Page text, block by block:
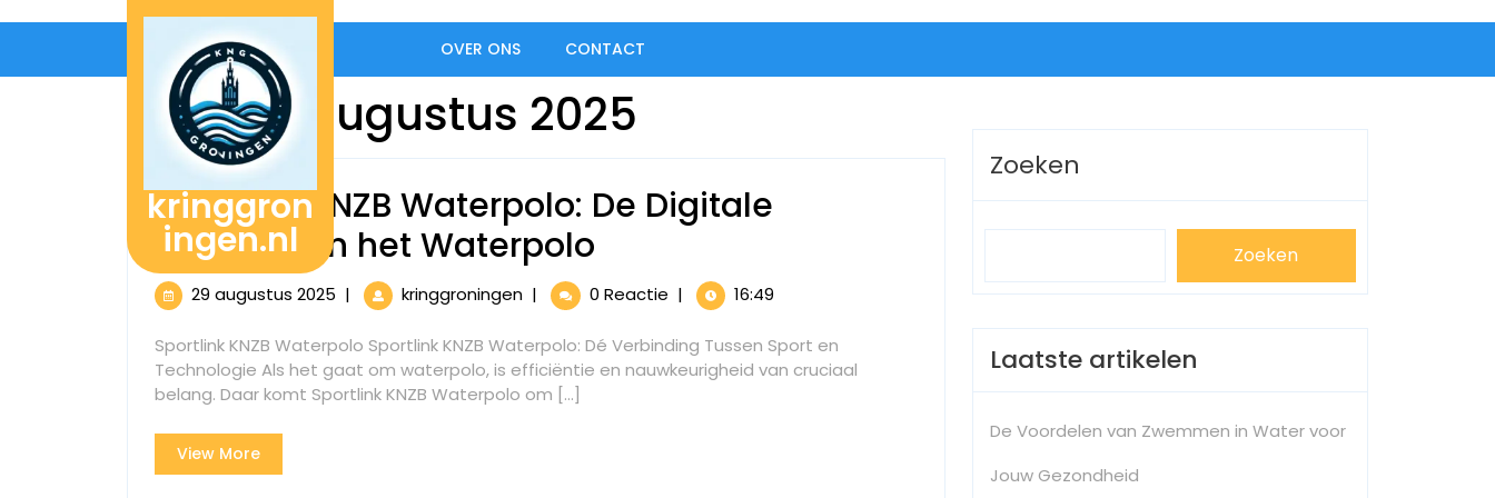
gaan
kringgron
ingen.nl
OVER ONS CONTACT
Dag:29 augustus 2025
Sportlink KNZB Waterpolo: De Digitale
Revolutie in het Waterpolo
KNZB
Waterpolo:
De
29 augustus 2025 29
augustus
2025
| kringgroningenSportlink
KNZB
Waterpolo:
De
Digitale
| 0 Reactie | 16:49
Sportlink KNZB Waterpolo Sportlink KNZB Waterpolo: Dé Verbinding Tussen Sport en
Technologie Als het gaat om waterpolo, is efficiëntie en nauwkeurigheid van cruciaal
belang. Daar komt Sportlink KNZB Waterpolo om [...]
View MoreView
More
Zoeken
Zoeken
Laatste artikelen
De Voordelen van Zwemmen in Water voor
Jouw Gezondheid